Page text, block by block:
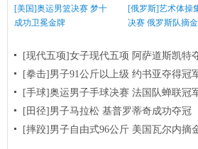
[美国]奥运男篮决赛 梦十
成功卫冕金牌
[俄罗斯]艺术体操
决赛 俄罗斯队摘金
[现代五项]女子现代五项 阿萨道斯凯特
[拳击]男子91公斤以上级 约书亚夺得冠
[手球]奥运男子手球决赛 法国队蝉联冠
[田径]男子马拉松 基普罗蒂奇成功夺冠
[摔跤]男子自由式96公斤 美国瓦尔内摘